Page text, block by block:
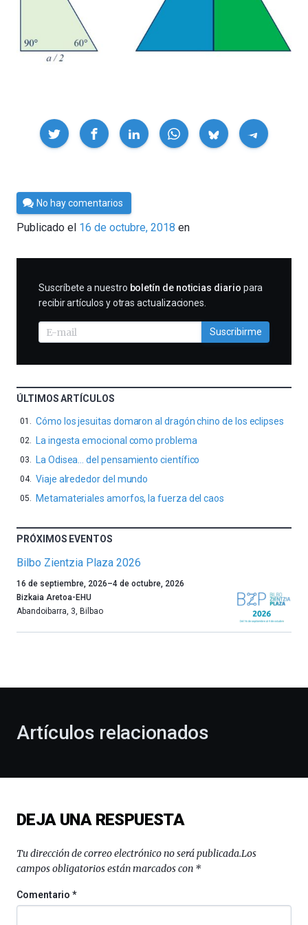
Compartir
Por
César
Tomé
No hay comentarios
Publicado el 16 de octubre, 2018 en
SUSCRIBIRME
Suscríbete a nuestro boletín de noticias diario para
recibir artículos y otras actualizaciones.
Suscribirme
ÚLTIMOS ARTÍCULOS
Cómo los jesuitas domaron al dragón chino de los eclipses
La ingesta emocional como problema
La Odisea… del pensamiento científico
Viaje alrededor del mundo
Metamateriales amorfos, la fuerza del caos
PRÓXIMOS EVENTOS
Bilbo Zientzia Plaza 2026
Un
año
más,
celebración
novena
Bilbo
(BZP),
un
que
16 de septiembre, 2026–4 de octubre, 2026
Bizkaia Aretoa-EHU
Abandoibarra, 3, Bilbao
Artículos relacionados
DEJA UNA RESPUESTA
Tu dirección de correo electrónico no será publicada.Los
campos obligatorios están marcados con *
Comentario*